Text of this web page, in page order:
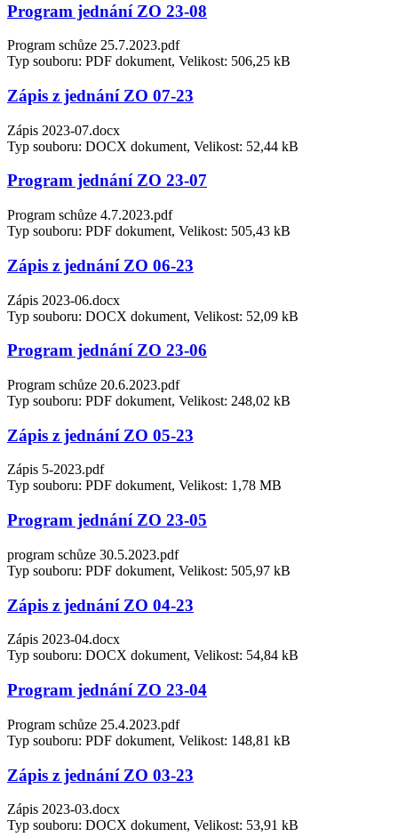
Program jednání ZO 23-08
Program schůze 25.7.2023.pdf
Typ souboru: PDF dokument, Velikost: 506,25 kB
Zápis z jednání ZO 07-23
Zápis 2023-07.docx
Typ souboru: DOCX dokument, Velikost: 52,44 kB
Program jednání ZO 23-07
Program schůze 4.7.2023.pdf
Typ souboru: PDF dokument, Velikost: 505,43 kB
Zápis z jednání ZO 06-23
Zápis 2023-06.docx
Typ souboru: DOCX dokument, Velikost: 52,09 kB
Program jednání ZO 23-06
Program schůze 20.6.2023.pdf
Typ souboru: PDF dokument, Velikost: 248,02 kB
Zápis z jednání ZO 05-23
Zápis 5-2023.pdf
Typ souboru: PDF dokument, Velikost: 1,78 MB
Program jednání ZO 23-05
program schůze 30.5.2023.pdf
Typ souboru: PDF dokument, Velikost: 505,97 kB
Zápis z jednání ZO 04-23
Zápis 2023-04.docx
Typ souboru: DOCX dokument, Velikost: 54,84 kB
Program jednání ZO 23-04
Program schůze 25.4.2023.pdf
Typ souboru: PDF dokument, Velikost: 148,81 kB
Zápis z jednání ZO 03-23
Zápis 2023-03.docx
Typ souboru: DOCX dokument, Velikost: 53,91 kB